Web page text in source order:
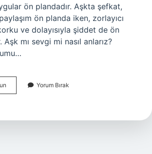
ön plandadır. Aşkta şefkat,
ön planda iken, zorlayıcı
ve dolayısıyla şiddet de ön
mı sevgi mi nasıl anlarız?
Bağlanmak
Mı
Yorum Bırak